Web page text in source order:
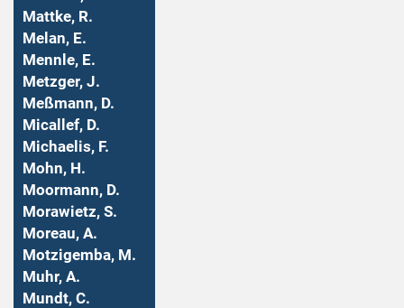
Mattke, R.
Melan, E.
Mennle, E.
Metzger, J.
Meßmann, D.
Micallef, D.
Michaelis, F.
Mohn, H.
Moormann, D.
Morawietz, S.
Moreau, A.
Motzigemba, M.
Muhr, A.
Mundt, C.